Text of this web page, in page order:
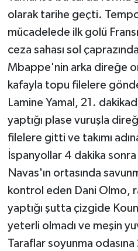
olarak tarihe geçti.
mücadelede ilk golü
ceza sahası sol
Mbappe'nin arka direğe
kafayla topu filelere
Lamine Yamal, 21.
yaptığı plase vuruşla
filelere gitti ve takımı
İspanyollar 4 dakika
Navas'ın ortasında
kontrol eden Dani Olmo,
yaptığı şutta çizgide
yeterli olmadı ve meşin
Taraflar soyunma